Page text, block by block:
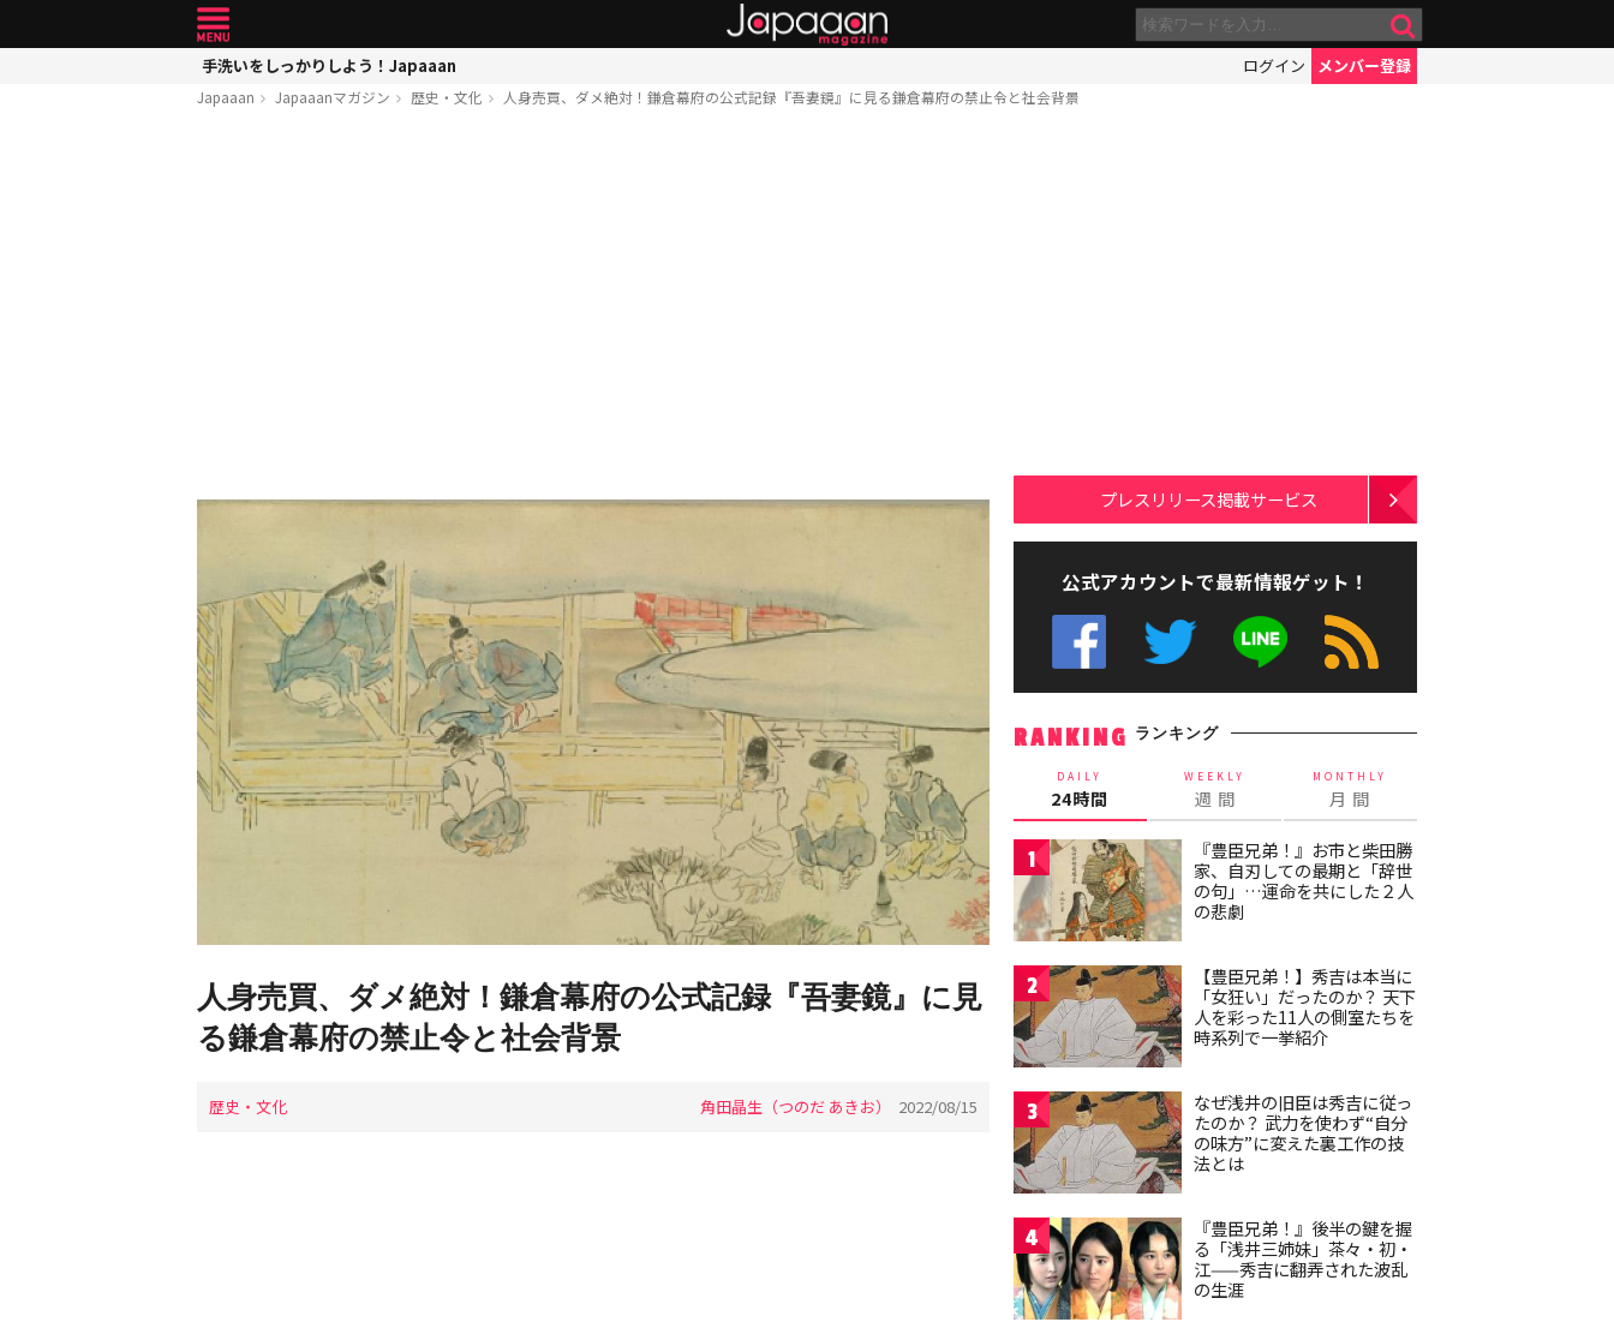
手洗いをしっかりしよう！Japaaan ログイン メンバー登録
Japaaan Japaaanマガジン 歴史・文化 人身売買、ダメ絶対！鎌倉幕府の公式記録『吾妻鏡』に見る鎌倉幕府の禁止令と社会背景
人身売買、ダメ絶対！鎌倉幕府の公式記録『吾妻鏡』に見
る鎌倉幕府の禁止令と社会背景
歴史・文化 角田晶生（つのだ あきお） 2022/08/15
プレスリリース掲載サービス
公式アカウントで最新情報ゲット！
RANKING ランキング
DAILY
24時間
WEEKLY
週 間
MONTHLY
月 間
1
『豊臣兄弟！』お市と柴田勝
家、自刃しての最期と「辞世
の句」…運命を共にした２人
の悲劇
2
【豊臣兄弟！】秀吉は本当に
「女狂い」だったのか？ 天下
人を彩った11人の側室たちを
時系列で一挙紹介
3
なぜ浅井の旧臣は秀吉に従っ
たのか？ 武力を使わず“自分
の味方”に変えた裏工作の技
法とは
4
『豊臣兄弟！』後半の鍵を握
る「浅井三姉妹」茶々・初・
江——秀吉に翻弄された波乱
の生涯